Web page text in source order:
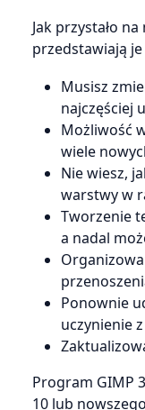
Jak przystało
przedstawiają
Musisz
najczęściej
Możliwość
wiele
Nie wiesz,
warstwy w
Tworzenie
a nadal
Ponownie
uczynienie
Program GIMP
10 lub